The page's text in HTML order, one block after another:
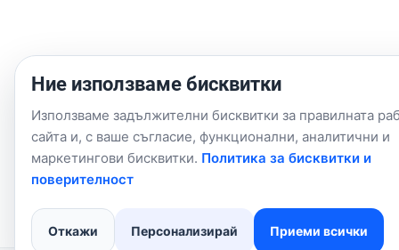
Ние използваме бисквитки
Използваме задължителни бисквитки за правилната
сайта и, с ваше съгласие, функционални, аналитични и
маркетингови бисквитки. Политика за бисквитки и
поверителност
Откажи Персонализирай Приеми всички